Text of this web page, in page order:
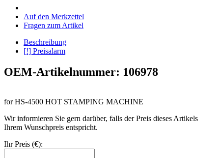
Auf den Merkzettel
Fragen zum Artikel
Beschreibung
[!] Preisalarm
OEM-Artikelnummer: 106978
for HS-4500 HOT STAMPING MACHINE
Wir informieren Sie gern darüber, falls der Preis dieses Artikels
Ihrem Wunschpreis entspricht.
Ihr Preis (€):